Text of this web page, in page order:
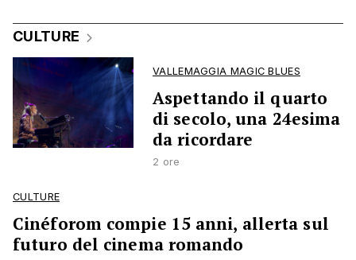
CULTURE
VALLEMAGGIA MAGIC BLUES
Aspettando il quarto
di secolo, una 24esima
da ricordare
2 ore
CULTURE
Cinéforom compie 15 anni, allerta sul
futuro del cinema romando